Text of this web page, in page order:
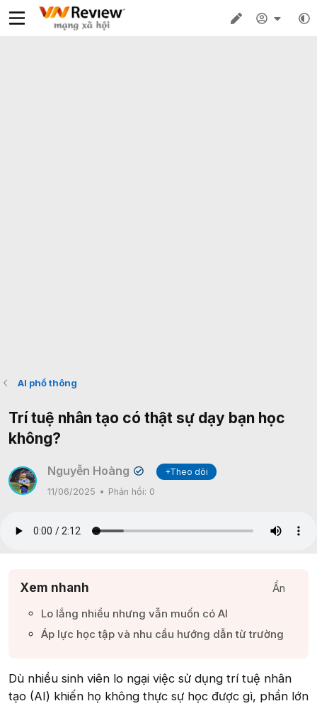
AI phổ thông
Trí tuệ nhân tạo có thật sự dạy bạn học
không?
Nguyễn Hoàng ✔
+Theo dõi
11/06/2025
Phản hồi: 0
Xem nhanh
Ẩn
Lo lắng nhiều nhưng vẫn muốn có AI​
Áp lực học tập và nhu cầu hướng dẫn từ trường​
Dù nhiều sinh viên lo ngại việc sử dụng trí tuệ nhân
tạo (AI) khiến họ không thực sự học được gì, phần lớn